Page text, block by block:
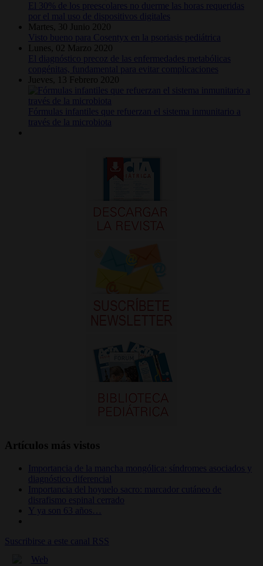
El 30% de los preescolares no duerme las horas requeridas
por el mal uso de dispositivos digitales
Martes, 30 Junio 2020
Visto bueno para Cosentyx en la psoriasis pediátrica
Lunes, 02 Marzo 2020
El diagnóstico precoz de las enfermedades metabólicas
congénitas, fundamental para evitar complicaciones
Jueves, 13 Febrero 2020
Fórmulas infantiles que refuerzan el sistema inmunitario a
través de la microbiota
Artículos más vistos
Importancia de la mancha mongólica: síndromes asociados y
diagnóstico diferencial
Importancia del hoyuelo sacro: marcador cutáneo de
disrafismo espinal cerrado
Y ya son 63 años…
Suscribirse a este canal RSS